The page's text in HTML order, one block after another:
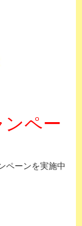
ペー
ペーンを実施中